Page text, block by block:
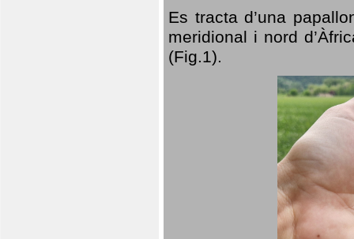
Es tracta d’una
meridional i nord
(Fig.1).